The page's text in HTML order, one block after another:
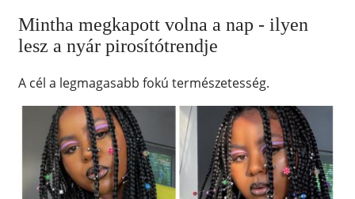
Mintha megkapott volna a nap - ilyen
lesz a nyár pirosítótrendje
A cél a legmagasabb fokú természetesség.